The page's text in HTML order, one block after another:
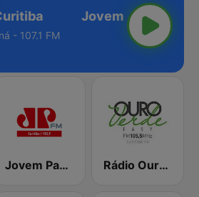
- 107.1 FM
Jovem Pan FM Curitiba Rádio Ouro Verde FM Easy 105.5